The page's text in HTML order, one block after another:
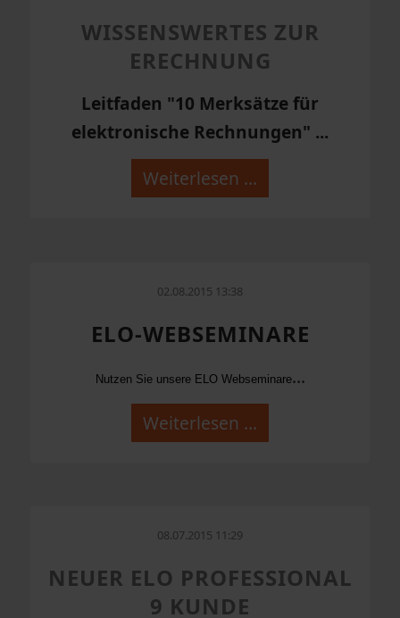
WISSENSWERTES ZUR
ERECHNUNG
Leitfaden "10 Merksätze für
elektronische Rechnungen" ...
Weiterlesen …
02.08.2015 13:38
ELO-WEBSEMINARE
Nutzen Sie unsere ELO Webseminare...
Weiterlesen …
08.07.2015 11:29
NEUER ELO PROFESSIONAL
9 KUNDE